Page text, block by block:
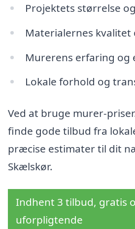
Projektets størrelse
Materialernes kvalitet
Murerens erfaring og
Lokale forhold og
Ved at bruge murer-
finde gode tilbud fra
præcise estimater til dit
Skælskør.
Indhent 3 tilbud, gratis
uforpligtende